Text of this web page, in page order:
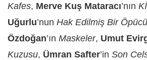
Kafes, Merve Kuş Mataracı’nın
Uğurlu’nun Hak Edilmiş Bir
Özdoğan’ın Maskeler, Umut
Kuzusu, Ümran Safter’in Son